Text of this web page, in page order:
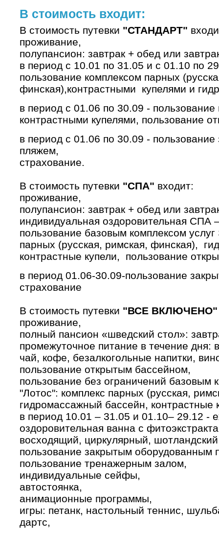
В стоимость входит:
В стоимость путевки "СТАНДАРТ"
­проживание,
­полупансион: завтрак + обед или
­в период с 10.01 по 31.05 и с 01.10 по
пользование комплексом парных
финская),контрастными купелями и
в период с 01.06 по 30.09 -
контрастными купелями, ­пользование
в период с 01.06 по 30.09 -
пляжем,
страхование.
В стоимость путевки "СПА" входит:
­проживание,
­полупансион: завтрак + обед или
­индивидуальная оздоровительная СПА
­пользование базовым комплексом
парных (русская, римская, финская),
контрастные купели, ­ пользование
в период 01.06-30.09-пользование
­страхование
В стоимость путевки "ВСЕ ВКЛЮЧЕНО"
­проживание,
­полный пансион «шведский стол»:
­промежуточное питание в течение
чай, кофе, безалкогольные напитки,
­пользование открытым бассейном,
­пользование без ограничений базовым
"Лотос": комплекс парных (русская,
гидромассажный бассейн, контрастные
­в период 10.01 – 31.05 и 01.10– 29.12 -
оздоровительная ванна с
восходящий, циркулярный,
пользование закрытым оборудованным
­пользование тренажерным залом,
индивидуальные сейфы,
автостоянка,
­анимационные программы,
­игры: петанк, настольный теннис,
дартс,